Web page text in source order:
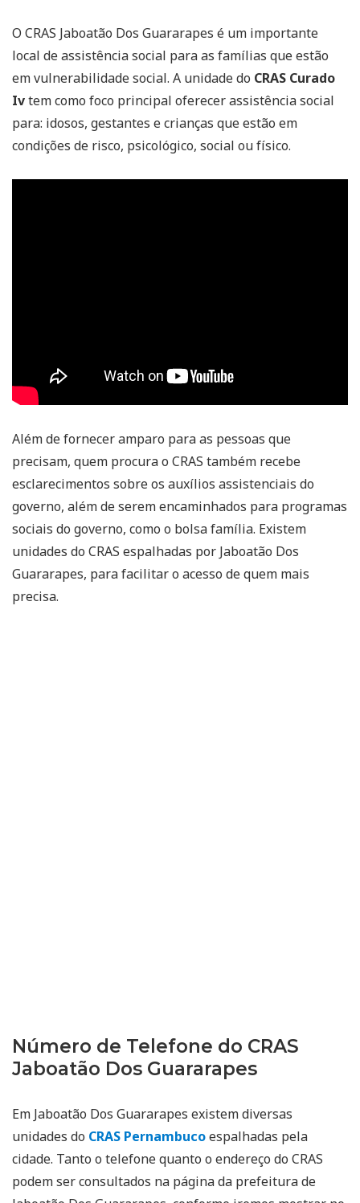
O CRAS Jaboatão Dos Guararapes é um importante
local de assistência social para as famílias que estão
em vulnerabilidade social. A unidade do CRAS Curado
Ivtem como foco principal oferecer assistência social
para: idosos, gestantes e crianças que estão em
condições de risco, psicológico, social ou físico.
Além de fornecer amparo para as pessoas que
precisam, quem procura o CRAS também recebe
esclarecimentos sobre os auxílios assistenciais do
governo, além de serem encaminhados para programas
sociais do governo, como o bolsa família. Existem
unidades do CRAS espalhadas por Jaboatão Dos
Guararapes, para facilitar o acesso de quem mais
precisa.
Número de Telefone do CRAS
Jaboatão Dos Guararapes
Em Jaboatão Dos Guararapes existem diversas
unidades do CRAS Pernambucoespalhadas pela
cidade. Tanto o telefone quanto o endereço do CRAS
podem ser consultados na página da prefeitura de